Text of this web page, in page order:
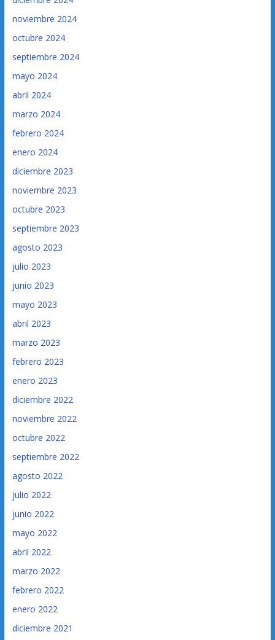
noviembre 2024
octubre 2024
septiembre 2024
mayo 2024
abril 2024
marzo 2024
febrero 2024
enero 2024
diciembre 2023
noviembre 2023
octubre 2023
septiembre 2023
agosto 2023
julio 2023
junio 2023
mayo 2023
abril 2023
marzo 2023
febrero 2023
enero 2023
diciembre 2022
noviembre 2022
octubre 2022
septiembre 2022
agosto 2022
julio 2022
junio 2022
mayo 2022
abril 2022
marzo 2022
febrero 2022
enero 2022
diciembre 2021